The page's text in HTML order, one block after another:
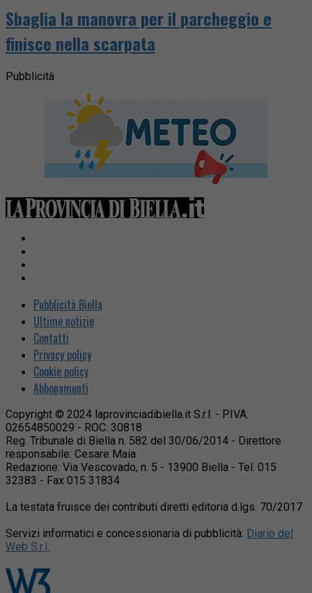
Sbaglia la manovra per il parcheggio e
finisce nella scarpata
Pubblicità
Pubblicità Biella
Ultime notizie
Contatti
Privacy policy
Cookie policy
Abbonamenti
Copyright © 2024 laprovinciadibiella.it S.r.l. - P.IVA:
02654850029 - ROC: 30818
Reg. Tribunale di Biella n. 582 del 30/06/2014 - Direttore
responsabile: Cesare Maia
Redazione: Via Vescovado, n. 5 - 13900 Biella - Tel. 015
32383 - Fax 015 31834
La testata fruisce dei contributi diretti editoria d.lgs. 70/2017
Servizi informatici e concessionaria di pubblicità: Diario del
Web S.r.l.